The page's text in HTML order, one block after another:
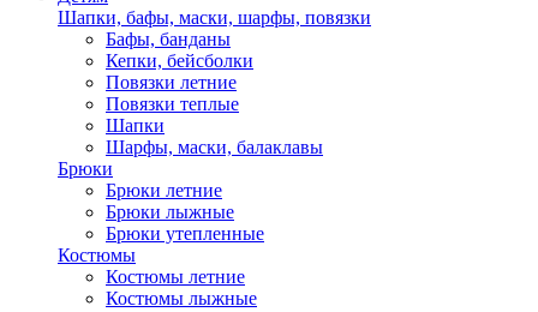
Шапки, бафы, маски, шарфы, повязки
Бафы, банданы
Кепки, бейсболки
Повязки летние
Повязки теплые
Шапки
Шарфы, маски, балаклавы
Брюки
Брюки летние
Брюки лыжные
Брюки утепленные
Костюмы
Костюмы летние
Костюмы лыжные